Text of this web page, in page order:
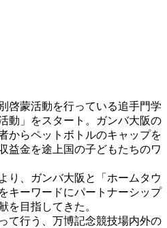
啓蒙活動を行っている追手門学
動」をスタート。ガンバ大阪の
からペットボトルのキャップを
益金を途上国の子どもたちのワ
り、ガンバ大阪と「ホームタウ
キーワードにパートナーシップ
を目指してきた。
て行う、万博記念競技場内外の